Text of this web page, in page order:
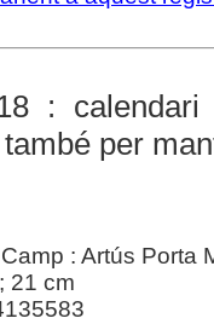
:
per
: Artús Porta
21 cm